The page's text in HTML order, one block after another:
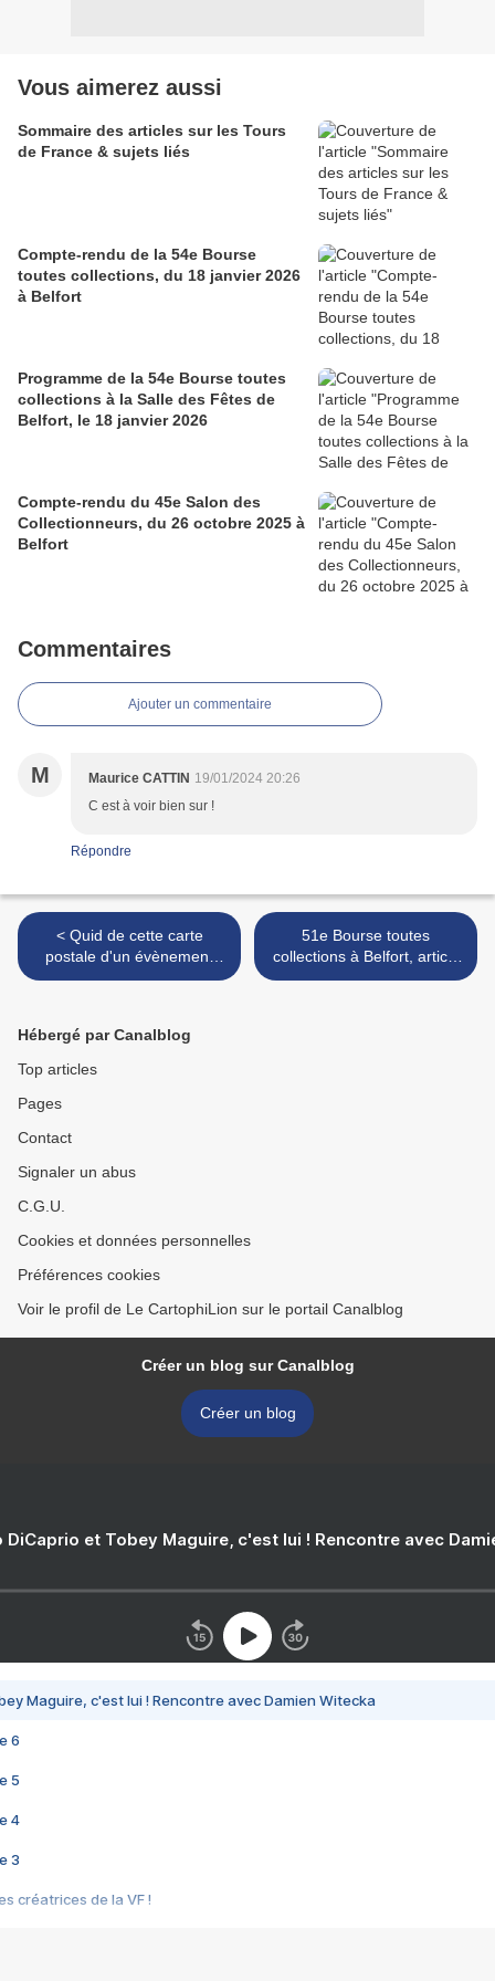
Vous aimerez aussi
Sommaire des articles sur les Tours
de France & sujets liés
Compte-rendu de la 54e Bourse
toutes collections, du 18 janvier 2026
à Belfort
Programme de la 54e Bourse toutes
collections à la Salle des Fêtes de
Belfort, le 18 janvier 2026
Compte-rendu du 45e Salon des
Collectionneurs, du 26 octobre 2025 à
Belfort
Commentaires
Ajouter un commentaire
M Maurice CATTIN 19/01/2024 20:26
C est à voir bien sur !
Répondre
< Quid de cette carte
postale d'un évènement
aux abords de la Salle des
51e Bourse toutes
collections à Belfort, article
de L’Est Républicain
Hébergé par Canalblog
Top articles
Pages
Contact
Signaler un abus
C.G.U.
Cookies et données personnelles
Préférences cookies
Voir le profil de Le CartophiLion sur le portail Canalblog
Créer un blog sur Canalblog
Créer un blog
DiCaprio et Tobey Maguire, c'est lui ! Rencontre avec
Maguire, c'est lui ! Rencontre avec Damien Witecka
6
5
4
3
créatrices de la VF !